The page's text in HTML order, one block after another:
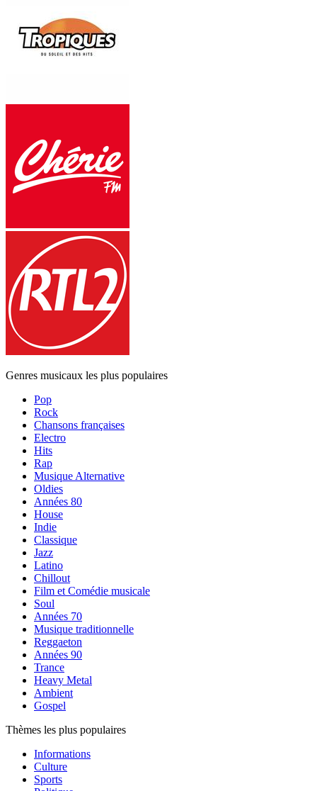
Genres musicaux les plus populaires
Pop
Rock
Chansons françaises
Electro
Hits
Rap
Musique Alternative
Oldies
Années 80
House
Indie
Classique
Jazz
Latino
Chillout
Film et Comédie musicale
Soul
Années 70
Musique traditionnelle
Reggaeton
Années 90
Trance
Heavy Metal
Ambient
Gospel
Thèmes les plus populaires
Informations
Culture
Sports